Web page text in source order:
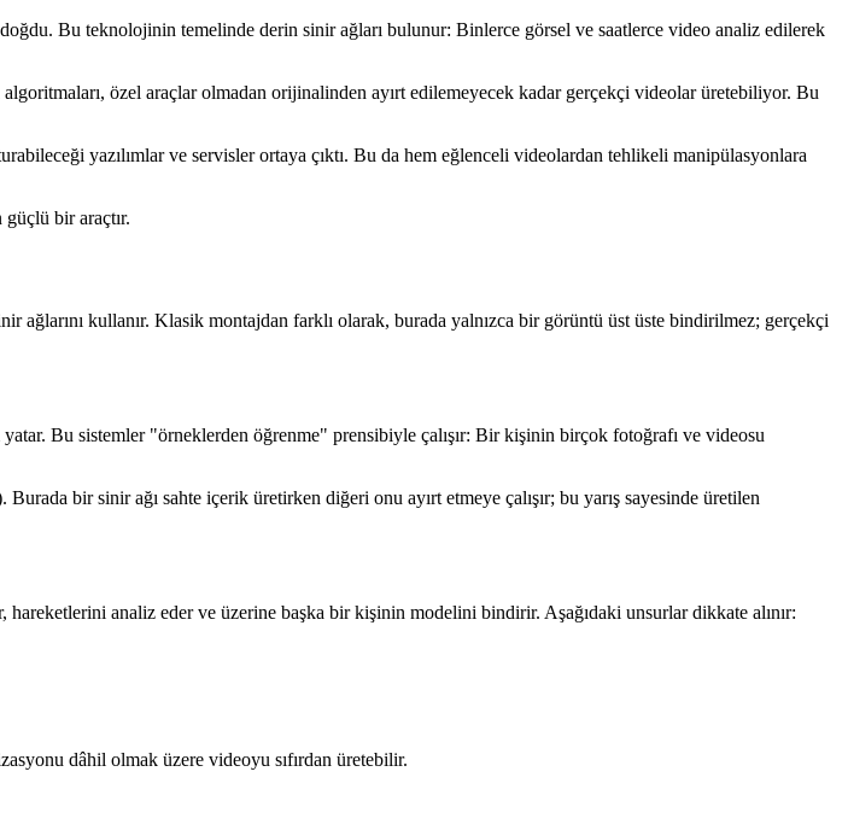
Bu teknolojinin temelinde derin sinir ağları bulunur: Binlerce görsel ve saatlerce video analiz edilerek
özel araçlar olmadan orijinalinden ayırt edilemeyecek kadar gerçekçi videolar üretebiliyor. Bu
yazılımlar ve servisler ortaya çıktı. Bu da hem eğlenceli videolardan tehlikeli manipülasyonlara
bir araçtır.
ağlarını kullanır. Klasik montajdan farklı olarak, burada yalnızca bir görüntü üst üste bindirilmez; gerçekçi
Bu sistemler "örneklerden öğrenme" prensibiyle çalışır: Bir kişinin birçok fotoğrafı ve videosu
bir sinir ağı sahte içerik üretirken diğeri onu ayırt etmeye çalışır; bu yarış sayesinde üretilen
analiz eder ve üzerine başka bir kişinin modelini bindirir. Aşağıdaki unsurlar dikkate alınır:
dâhil olmak üzere videoyu sıfırdan üretebilir.